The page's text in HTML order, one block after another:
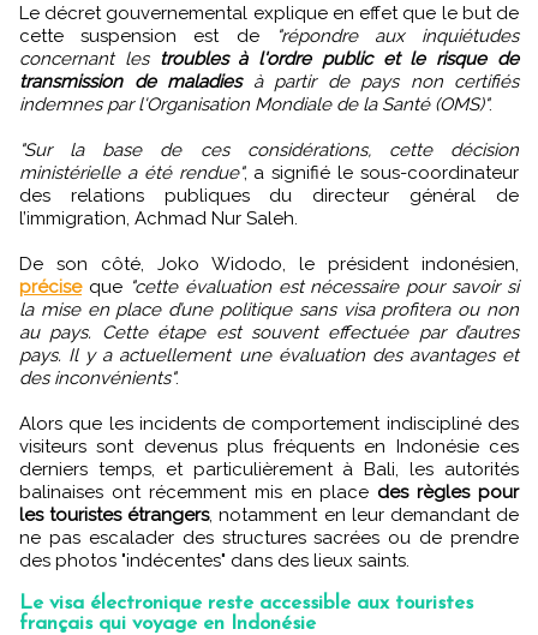
Le décret gouvernemental explique en effet que le but de
cette suspension est de
"répondre aux inquiétudes
concernant les troubles à l'ordre public et le risque de
transmission de maladiesà partir de pays non certifiés
indemnes par l'Organisation Mondiale de la Santé (OMS)".
"Sur la base de ces considérations, cette décision
ministérielle a été rendue", a signifié le sous-coordinateur
des relations publiques du directeur général de
l’immigration, Achmad Nur Saleh.
De son côté, Joko Widodo, le président indonésien,
préciseque "cette évaluation est nécessaire pour savoir si
la mise en place d’une politique sans visa profitera ou non
au pays. Cette étape est souvent effectuée par d’autres
pays. Il y a actuellement une évaluation des avantages et
des inconvénients".
Alors que les incidents de comportement indiscipliné des
visiteurs sont devenus plus fréquents en Indonésie ces
derniers temps, et particulièrement à Bali, les autorités
balinaises ont récemment mis en place des règles pour
les touristes étrangers, notamment en leur demandant de
ne pas escalader des structures sacrées ou de prendre
des photos "indécentes" dans des lieux saints.
Le visa électronique reste accessible aux touristes
français qui voyage en Indonésie